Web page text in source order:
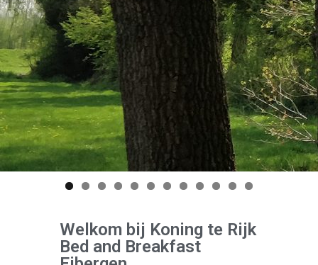
Welkom bij Koning te Rijk
Bed and Breakfast